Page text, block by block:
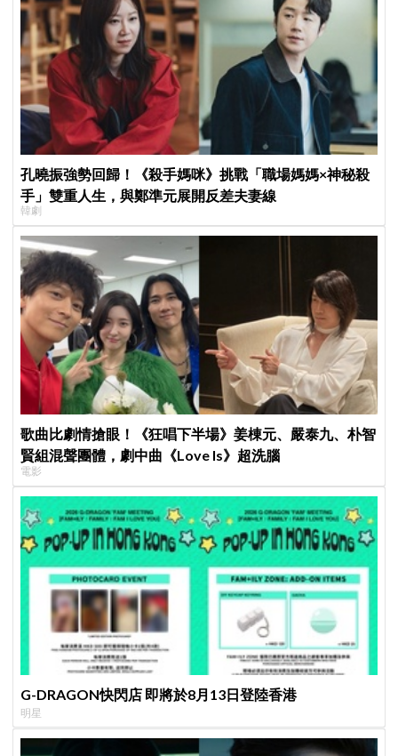
孔曉振強勢回歸！《殺手媽咪》挑戰「職場媽媽×神秘殺
手」雙重人生，與鄭準元展開反差夫妻線
韓劇
歌曲比劇情搶眼！《狂唱下半場》姜棟元、嚴泰九、朴智
賢組混聲團體，劇中曲《Love Is》超洗腦
電影
G-DRAGON快閃店 即將於8月13日登陸香港
明星